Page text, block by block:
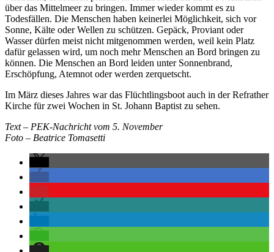
über das Mittelmeer zu bringen. Immer wieder kommt es zu
Todesfällen. Die Menschen haben keinerlei Möglichkeit, sich vor
Sonne, Kälte oder Wellen zu schützen. Gepäck, Proviant oder
Wasser dürfen meist nicht mitgenommen werden, weil kein Platz
dafür gelassen wird, um noch mehr Menschen an Bord bringen zu
können. Die Menschen an Bord leiden unter Sonnenbrand,
Erschöpfung, Atemnot oder werden zerquetscht.
Im März dieses Jahres war das Flüchtlingsboot auch in der Refrather
Kirche für zwei Wochen in St. Johann Baptist zu sehen.
Text – PEK-Nachricht vom 5. November
Foto – Beatrice Tomasetti